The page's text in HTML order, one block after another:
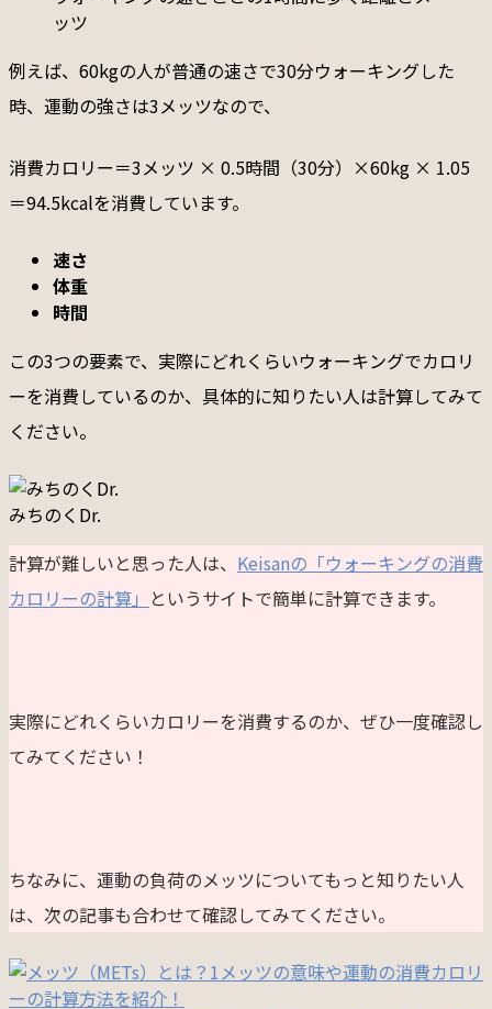
ッツ
例えば、60kgの人が普通の速さで30分ウォーキングした
時、運動の強さは3メッツなので、
消費カロリー＝3メッツ × 0.5時間（30分）×60kg × 1.05
＝94.5kcalを消費しています。
速さ
体重
時間
この3つの要素で、実際にどれくらいウォーキングでカロリ
ーを消費しているのか、具体的に知りたい人は計算してみて
ください。
みちのくDr.
計算が難しいと思った人は、 Keisanの「ウォーキングの消費
カロリーの計算」 というサイトで簡単に計算できます。
実際にどれくらいカロリーを消費するのか、ぜひ一度確認し
てみてください！
ちなみに、運動の負荷のメッツについてもっと知りたい人
は、次の記事も合わせて確認してみてください。